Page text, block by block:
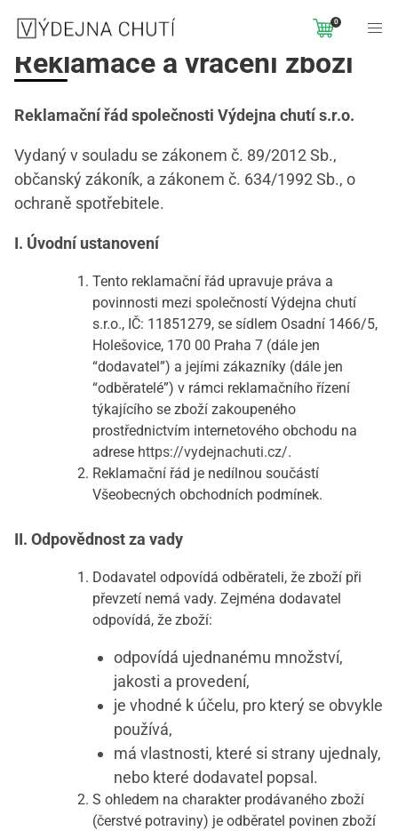
0
Reklamace a vrácení zboží
Reklamační řád společnosti Výdejna chutí s.r.o.
Vydaný v souladu se zákonem č. 89/2012 Sb.,
občanský zákoník, a zákonem č. 634/1992 Sb., o
ochraně spotřebitele.
I. Úvodní ustanovení
Tento reklamační řád upravuje práva a
povinnosti mezi společností Výdejna chutí
s.r.o., IČ: 11851279, se sídlem Osadní 1466/5,
Holešovice, 170 00 Praha 7 (dále jen
“dodavatel”) a jejími zákazníky (dále jen
“odběratelé”) v rámci reklamačního řízení
týkajícího se zboží zakoupeného
prostřednictvím internetového obchodu na
adrese https://vydejnachuti.cz/.
Reklamační řád je nedílnou součástí
Všeobecných obchodních podmínek.
II. Odpovědnost za vady
Dodavatel odpovídá odběrateli, že zboží při
převzetí nemá vady. Zejména dodavatel
odpovídá, že zboží:
odpovídá ujednanému množství,
jakosti a provedení,
je vhodné k účelu, pro který se obvykle
používá,
má vlastnosti, které si strany ujednaly,
nebo které dodavatel popsal.
S ohledem na charakter prodávaného zboží
(čerstvé potraviny) je odběratel povinen zboží